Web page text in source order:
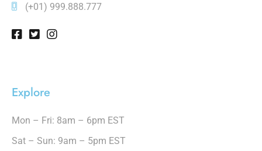
(+01) 999.888.777
Explore
Mon – Fri: 8am – 6pm EST
Sat – Sun: 9am – 5pm EST